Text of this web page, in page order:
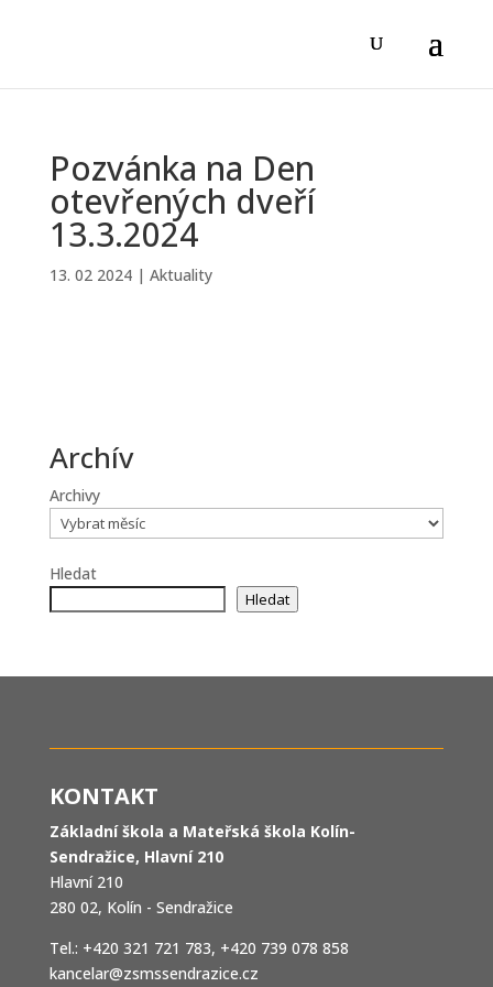
Pozvánka na Den
otevřených dveří
13.3.2024
13. 02 2024| Aktuality
Archív
Archivy
Hledat
Hledat
KONTAKT
Základní škola a Mateřská škola Kolín-
Sendražice, Hlavní 210
Hlavní 210
280 02, Kolín - Sendražice
Tel.: +420 321 721 783, +420 739 078 858
kancelar@zsmssendrazice.cz